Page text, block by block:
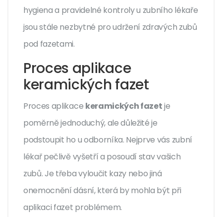
hygiena a pravidelné kontroly u zubního lékaře
jsou stále nezbytné pro udržení zdravých zubů
pod fazetami.
Proces aplikace
keramických fazet
Proces aplikace keramických fazetje
poměrně jednoduchý, ale důležité je
podstoupit ho u odborníka. Nejprve vás zubní
lékař pečlivě vyšetří a posoudí stav vašich
zubů. Je třeba vyloučit kazy nebo jiná
onemocnění dásní, která by mohla být při
aplikaci fazet problémem.